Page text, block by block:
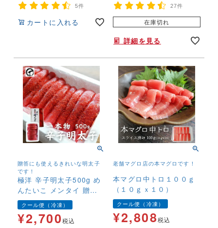
5件
カートに入れる
27件
在庫切れ
詳細を見る
贈答にも使えるきれいな明太子
です！
極洋 辛子明太子500g め
んたいこ メンタイ 贈答
ギフト おうちごはん ご
飯のお供 キョクヨー 訳
あり
クール便（冷凍）
¥2,700税込
老舗マグロ店の本マグロです！
本マグロ中トロ１００ｇ
（１０ｇｘ１０）
クール便（冷凍）
¥2,808税込